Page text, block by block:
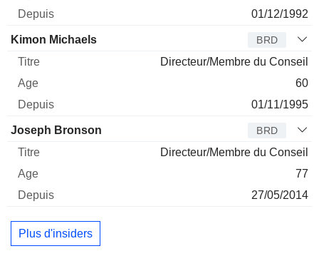
01/12/1992
Kimon Michaels BRD
Directeur/Membre du Conseil
60
01/11/1995
Joseph Bronson BRD
Directeur/Membre du Conseil
77
27/05/2014
Plus d'insiders